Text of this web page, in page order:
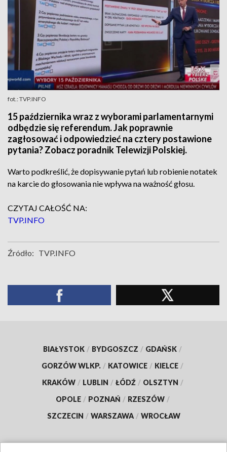
fot.: TVP.INFO
15 października wraz z wyborami parlamentarnymi
odbędzie się referendum. Jak poprawnie
zagłosować i odpowiedzieć na cztery postawione
pytania? Zobacz poradnik Telewizji Polskiej.
Warto podkreślić, że dopisywanie pytań lub robienie notatek
na karcie do głosowania nie wpływa na ważność głosu.
CZYTAJ CAŁOŚĆ NA:
TVP.INFO
Źródło: TVP.INFO
BIAŁYSTOK / BYDGOSZCZ / GDAŃSK /
GORZÓW WLKP. / KATOWICE / KIELCE /
KRAKÓW / LUBLIN / ŁÓDŹ / OLSZTYN /
OPOLE / POZNAŃ / RZESZÓW /
SZCZECIN / WARSZAWA / WROCŁAW